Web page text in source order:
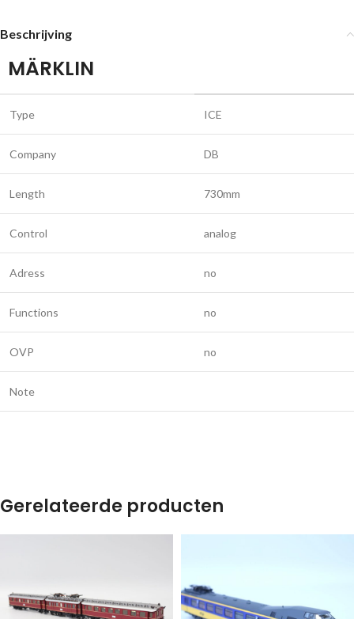
Beschrijving
MÄRKLIN
Type ICE
Company DB
Length 730mm
Control analog
Adress no
Functions no
OVP no
Note
Gerelateerde producten